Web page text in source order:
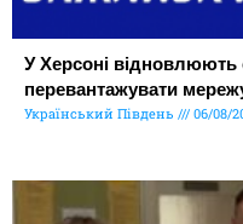
У Херсоні відновлюють
перевантажувати
Український Південь 06/08/